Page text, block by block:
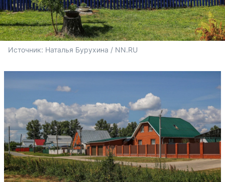
Источник: Наталья Бурухина / NN.RU